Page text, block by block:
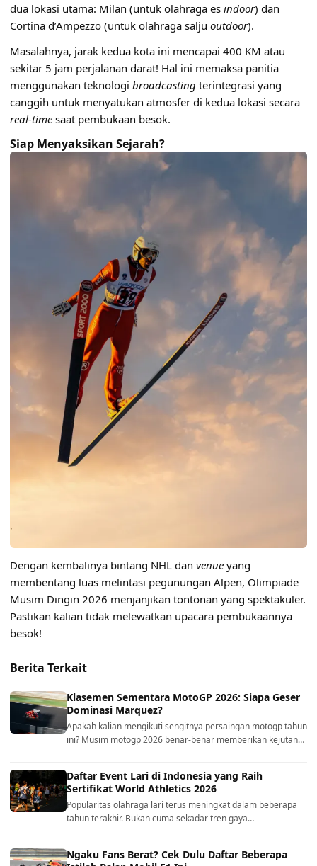
dua lokasi utama: Milan (untuk olahraga es indoor) dan
Cortina d’Ampezzo (untuk olahraga salju outdoor).
Masalahnya, jarak kedua kota ini mencapai 400 KM atau
sekitar 5 jam perjalanan darat! Hal ini memaksa panitia
menggunakan teknologi broadcasting terintegrasi yang
canggih untuk menyatukan atmosfer di kedua lokasi secara
real-time saat pembukaan besok.
Siap Menyaksikan Sejarah?
Dengan kembalinya bintang NHL dan venue yang
membentang luas melintasi pegunungan Alpen, Olimpiade
Musim Dingin 2026 menjanjikan tontonan yang spektakuler.
Pastikan kalian tidak melewatkan upacara pembukaannya
besok!
Berita Terkait
Klasemen Sementara MotoGP 2026: Siapa Geser
Dominasi Marquez?
Apakah kalian mengikuti sengitnya persaingan motogp tahun
ini? Musim motogp 2026 benar-benar memberikan kejutan…
Daftar Event Lari di Indonesia yang Raih
Sertifikat World Athletics 2026
Popularitas olahraga lari terus meningkat dalam beberapa
tahun terakhir. Bukan cuma sekadar tren gaya…
Ngaku Fans Berat? Cek Dulu Daftar Beberapa